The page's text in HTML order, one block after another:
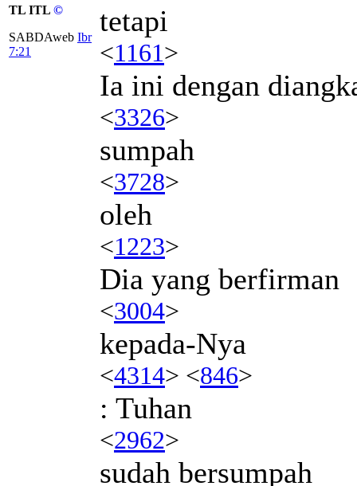
TL ITL ©
SABDAweb Ibr
7:21
tetapi
<1161>
Ia ini dengan
<3326>
sumpah
<3728>
oleh
<1223>
Dia yang berfirman
<3004>
kepada-Nya
<4314> <846>
: Tuhan
<2962>
sudah bersumpah